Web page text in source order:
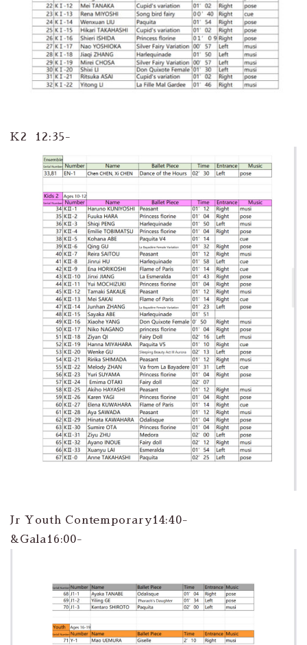
K2 12:35-
Jr Youth Contemporary14:40-
&Gala16:00-